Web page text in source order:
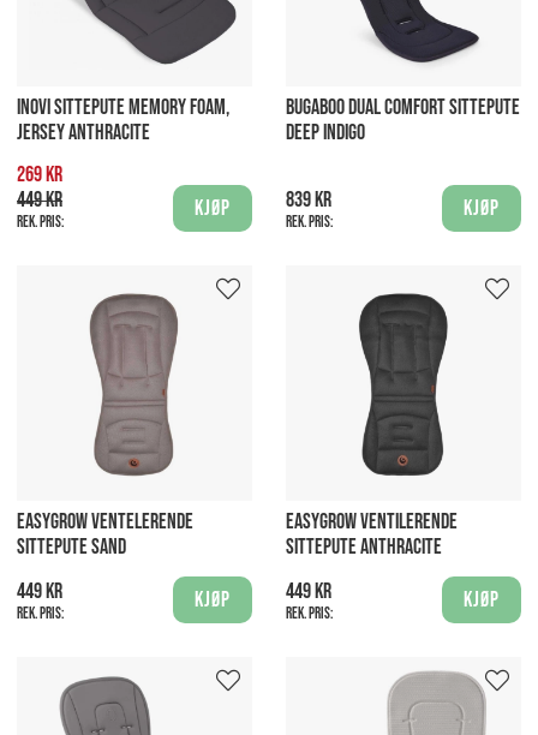
INOVI SITTEPUTE MEMORY FOAM,
JERSEY ANTHRACITE
269 kr
449 kr
Rek. pris:
Kjøp
BUGABOO DUAL COMFORT SITTEPUTE
DEEP INDIGO
839 kr
Rek. pris:
Kjøp
EASYGROW VENTELERENDE
SITTEPUTE SAND
449 kr
Rek. pris:
Kjøp
EASYGROW VENTILERENDE
SITTEPUTE ANTHRACITE
449 kr
Rek. pris:
Kjøp